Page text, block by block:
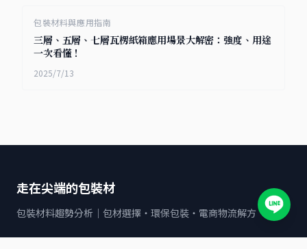
包裝材料與應用指南
三層、五層、七層瓦楞紙箱應用場景大解密：強度、用途
一次看懂！
2025/7/13
走在尖端的包裝材
包裝材料趨勢分析｜包材選擇・環保包裝・電商物流解方